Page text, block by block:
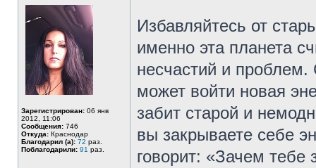
Зарегистрирован: 06 янв
2012, 11:06
Сообщения: 746
Откуда: Краснодар
Благодарил (а): 72 раз.
Поблагодарили: 91 раз.
Избавляйтесь от
именно эта планета
несчастий и
может войти новая
забит старой и
вы закрываете себе
говорит: «Зачем тебе